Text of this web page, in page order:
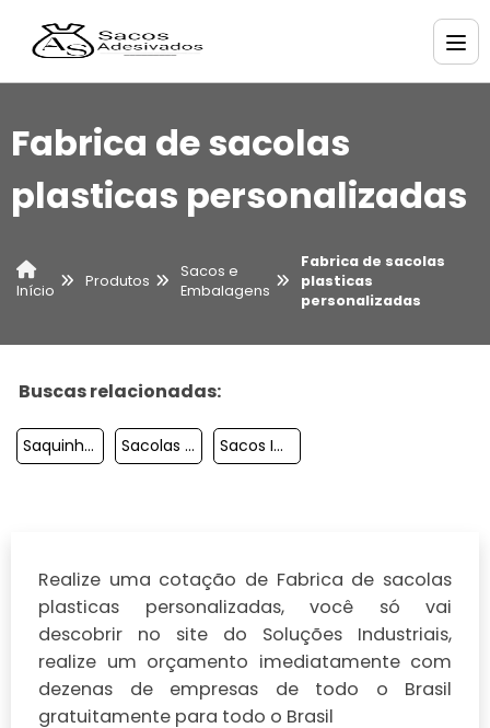
Fabrica de sacolas
plasticas personalizadas
Início
Produtos
Sacos e
Embalagens
Fabrica de sacolas
plasticas
personalizadas
Buscas relacionadas:
Saquinho De Plastico Com Adesivo Sacolas Plasticas Preco Milheiro Sacos Impressos Pp
Realize uma cotação de Fabrica de sacolas
plasticas personalizadas, você só vai
descobrir no site do Soluções Industriais,
realize um orçamento imediatamente com
dezenas de empresas de todo o Brasil
gratuitamente para todo o Brasil